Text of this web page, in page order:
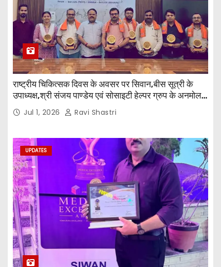
राष्ट्रीय चिकित्सक दिवस के अवसर पर सिवान,बीस सूत्री के
उपाध्यक्ष,श्री संजय पाण्डेय एवं सोसाइटी हेल्पर ग्रुप के अनमोल
जी तथा इनर व्हील क्लब की अध्यक्षा श्रीमती आरती अलोक वर्मा
एवं उनकी टीम द्वारा महाविद्यालय के प्राचार्य डॉ. सुधांशु शेखर
Jul 1, 2026 Ravi Shastri
UPDATES